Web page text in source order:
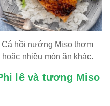
hồi nướng Miso thơm
nhiều món ăn khác.
lê và tương Miso